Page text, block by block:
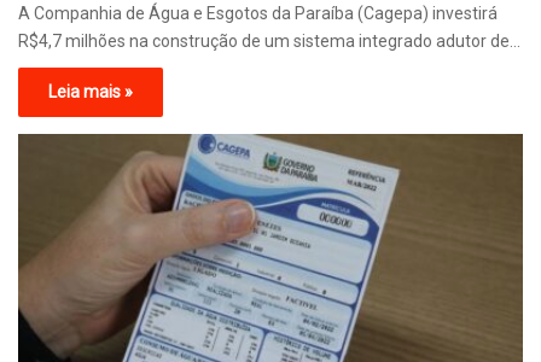
A Companhia de Água e Esgotos da Paraíba (Cagepa) investirá
R$4,7 milhões na construção de um sistema integrado adutor de…
Leia mais »